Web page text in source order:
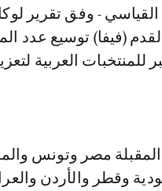
أكبر للمنتخبات العربية
مصر وتونس
وقطر والأردن